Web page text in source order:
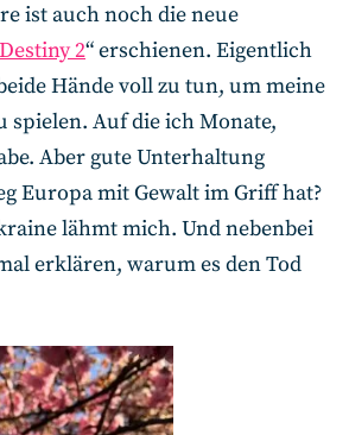
ist auch noch die neue
Destiny 2“ erschienen. Eigentlich
Hände voll zu tun, um meine
spielen. Auf die ich Monate,
Aber gute Unterhaltung
Europa mit Gewalt im Griff hat?
lähmt mich. Und nebenbei
erklären, warum es den Tod